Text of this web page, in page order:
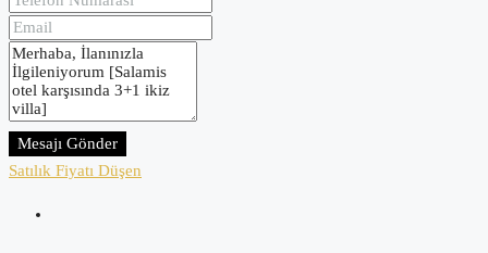
Mesajı Gönder
Satılık Fiyatı Düşen